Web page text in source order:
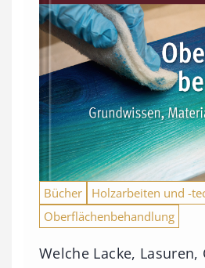
Bücher
Holzarbeiten und -
Oberflächenbehandlung
Welche Lacke, Lasuren,